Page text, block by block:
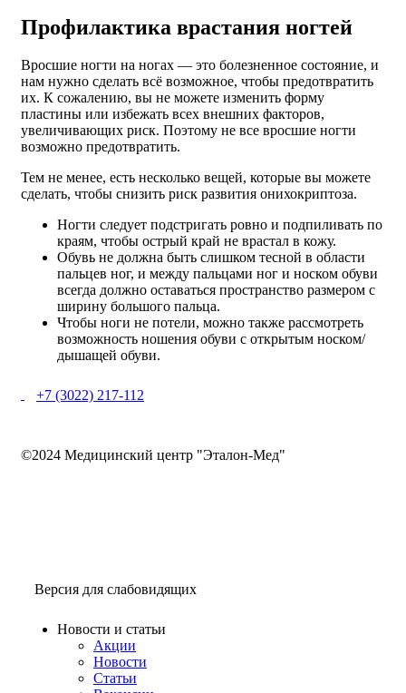
Профилактика врастания ногтей
Вросшие ногти на ногах — это болезненное состояние, и
нам нужно сделать всё возможное, чтобы предотвратить
их. К сожалению, вы не можете изменить форму
пластины или избежать всех внешних факторов,
увеличивающих риск. Поэтому не все вросшие ногти
возможно предотвратить.
Тем не менее, есть несколько вещей, которые вы можете
сделать, чтобы снизить риск развития онихокриптоза.
Ногти следует подстригать ровно и подпиливать по
краям, чтобы острый край не врастал в кожу.
Обувь не должна быть слишком тесной в области
пальцев ног, и между пальцами ног и носком обуви
всегда должно оставаться пространство размером с
ширину большого пальца.
Чтобы ноги не потели, можно также рассмотреть
возможность ношения обуви с открытым носком/
дышащей обуви.
+7 (3022) 217-112
©2024 Медицинский центр "Эталон-Мед"
Версия для слабовидящих
Новости и статьи
Акции
Новости
Статьи